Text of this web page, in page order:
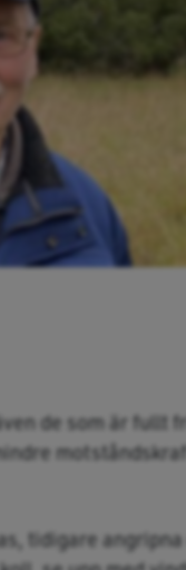
de som är fullt
tidigare